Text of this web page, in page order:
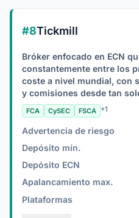
#8Tickmill
Bróker enfocado en ECN
constantemente entre los
coste a nivel mundial, con
y comisiones desde tan
FCA CySEC FSCA +1
Advertencia de riesgo
Depósito mín.
Depósito ECN
Apalancamiento max.
Plataformas